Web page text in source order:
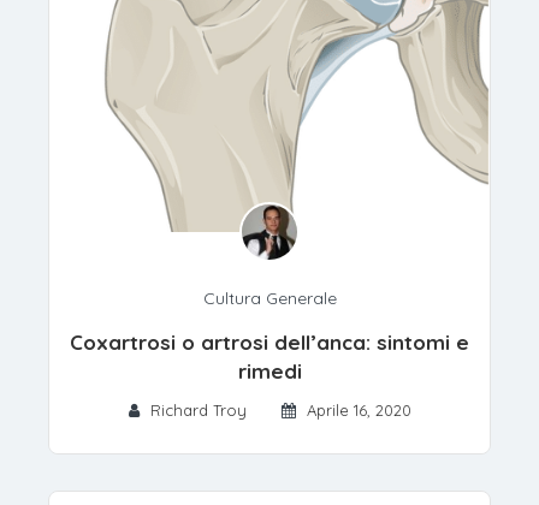
Cultura Generale
Coxartrosi o artrosi dell’anca: sintomi e
rimedi
Richard Troy Aprile 16, 2020